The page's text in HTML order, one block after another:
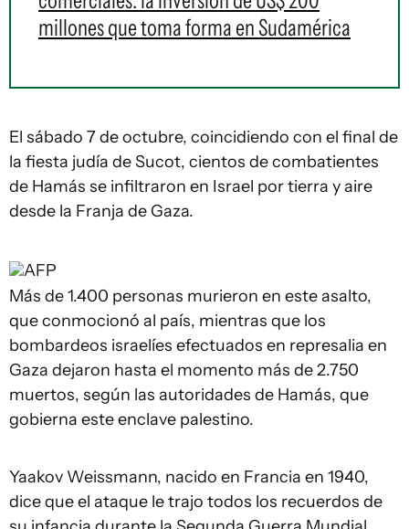
millones que toma forma en Sudamérica
El sábado 7 de octubre, coincidiendo con el final de
la fiesta judía de Sucot, cientos de combatientes
de Hamás se infiltraron en Israel por tierra y aire
desde la Franja de Gaza.
AFP
Más de 1.400 personas murieron en este asalto,
que conmocionó al país, mientras que los
bombardeos israelíes efectuados en represalia en
Gaza dejaron hasta el momento más de 2.750
muertos, según las autoridades de Hamás, que
gobierna este enclave palestino.
Yaakov Weissmann, nacido en Francia en 1940,
dice que el ataque le trajo todos los recuerdos de